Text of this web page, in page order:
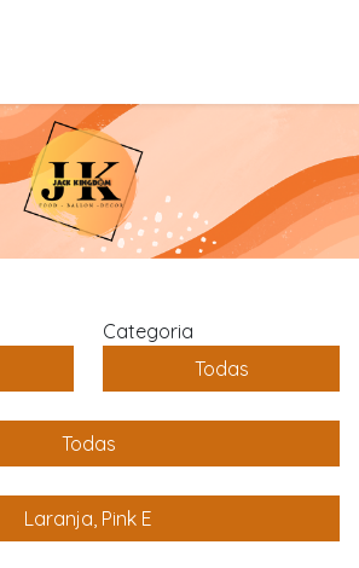
Categoria
Todas
Todas
Laranja, Pink E